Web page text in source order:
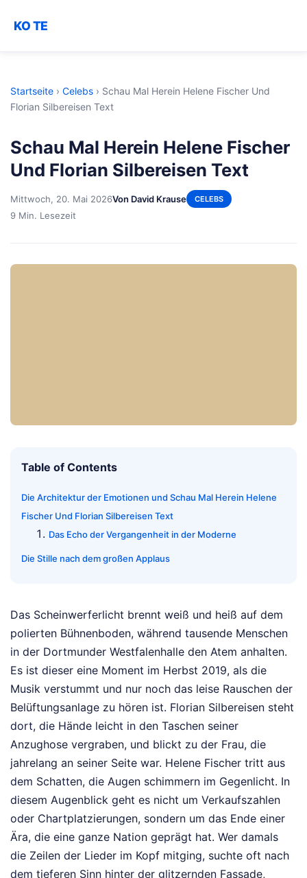
KO TE
Startseite › Celebs › Schau Mal Herein Helene Fischer Und
Florian Silbereisen Text
Schau Mal Herein Helene Fischer
Und Florian Silbereisen Text
Mittwoch, 20. Mai 2026Von David Krause CELEBS
9 Min. Lesezeit
Table of Contents
Die Architektur der Emotionen und Schau Mal Herein Helene
Fischer Und Florian Silbereisen Text
Das Echo der Vergangenheit in der Moderne
Die Stille nach dem großen Applaus
Das Scheinwerferlicht brennt weiß und heiß auf dem
polierten Bühnenboden, während tausende Menschen
in der Dortmunder Westfalenhalle den Atem anhalten.
Es ist dieser eine Moment im Herbst 2019, als die
Musik verstummt und nur noch das leise Rauschen der
Belüftungsanlage zu hören ist. Florian Silbereisen steht
dort, die Hände leicht in den Taschen seiner
Anzughose vergraben, und blickt zu der Frau, die
jahrelang an seiner Seite war. Helene Fischer tritt aus
dem Schatten, die Augen schimmern im Gegenlicht. In
diesem Augenblick geht es nicht um Verkaufszahlen
oder Chartplatzierungen, sondern um das Ende einer
Ära, die eine ganze Nation geprägt hat. Wer damals
die Zeilen der Lieder im Kopf mitging, suchte oft nach
dem tieferen Sinn hinter der glitzernden Fassade,